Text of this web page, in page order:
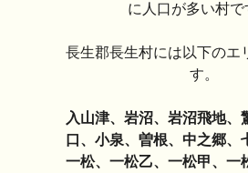
に人口が多い村で
長生郡長生村には以下のエ
す。
入山津、岩沼、岩沼飛地、
口、小泉、曽根、中之郷、
一松、一松乙、一松甲、一